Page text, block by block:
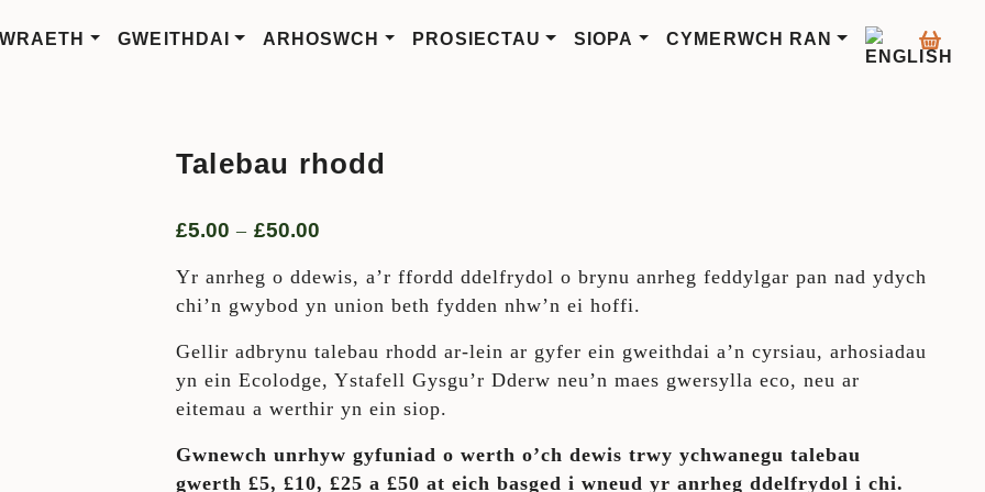
GWEITHDAI ARHOSWCH PROSIECTAU SIOPA CYMERWCH RAN
Talebau rhodd
£5.00 – £50.00
Yr anrheg o ddewis, a’r ffordd ddelfrydol o brynu anrheg feddylgar pan nad ydych
chi’n gwybod yn union beth fydden nhw’n ei hoffi.
Gellir adbrynu talebau rhodd ar-lein ar gyfer ein gweithdai a’n cyrsiau, arhosiadau
yn ein Ecolodge, Ystafell Gysgu’r Dderw neu’n maes gwersylla eco, neu ar
eitemau a werthir yn ein siop.
Gwnewch unrhyw gyfuniad o werth o’ch dewis trwy ychwanegu talebau
gwerth £5, £10, £25 a £50 at eich basged i wneud yr anrheg ddelfrydol i chi.